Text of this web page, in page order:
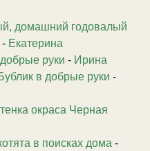
домашний годовалый
- Екатерина
руки - Ирина
в добрые руки -
окраса Черная
в поисках дома -